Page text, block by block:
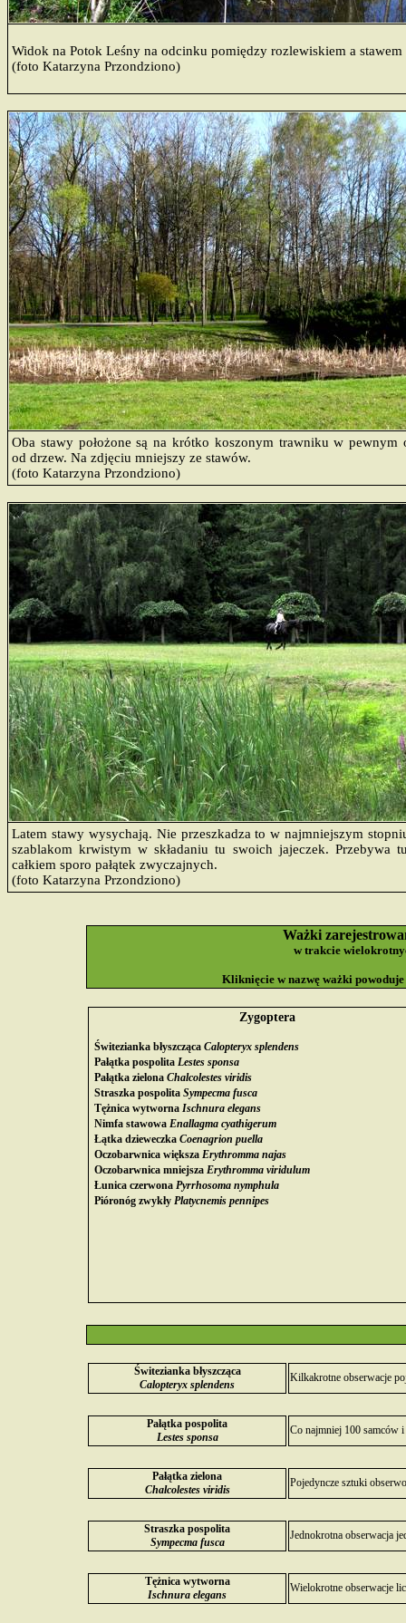
Widok na Potok Leśny na odcinku pomiędzy rozlewiskiem a stawem
(foto Katarzyna Przondziono)
Oba stawy położone są na krótko koszonym trawniku w pewnym
od drzew. Na zdjęciu mniejszy ze stawów.
(foto Katarzyna Przondziono)
Latem stawy wysychają. Nie przeszkadza to w najmniejszym
szablakom krwistym w składaniu tu swoich jajeczek. Przebywa
całkiem sporo pałątek zwyczajnych.
(foto Katarzyna Przondziono)
Ważki
w trakcie
Kliknięcie w nazwę ważki
Zygoptera
Świtezianka błyszcząca Calopteryx splendens
Pałątka pospolita Lestes sponsa
Pałątka zielona Chalcolestes viridis
Straszka pospolita Sympecma fusca
Tężnica wytworna Ischnura elegans
Nimfa stawowa Enallagma cyathigerum
Łątka dzieweczka Coenagrion puella
Oczobarwnica większa Erythromma najas
Oczobarwnica mniejsza Erythromma viridulum
Łunica czerwona Pyrrhosoma nymphula
Pióronóg zwykły Platycnemis pennipes
Świtezianka błyszcząca
Calopteryx splendens
Kilkakrotne obserwacje
Pałątka pospolita
Lestes sponsa
Co najmniej 100 samców
Pałątka zielona
Chalcolestes viridis
Pojedyncze sztuki
Straszka pospolita
Sympecma fusca
Jednokrotna obserwacja
Tężnica wytworna
Ischnura elegans
Wielokrotne obserwacje